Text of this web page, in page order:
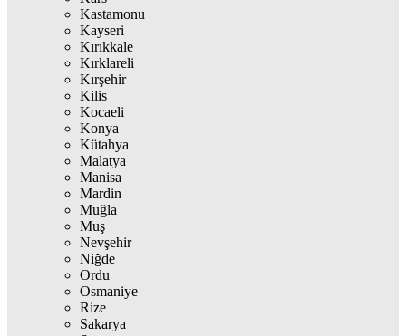
Kastamonu
Kayseri
Kırıkkale
Kırklareli
Kırşehir
Kilis
Kocaeli
Konya
Kütahya
Malatya
Manisa
Mardin
Muğla
Muş
Nevşehir
Niğde
Ordu
Osmaniye
Rize
Sakarya